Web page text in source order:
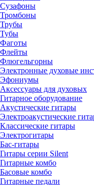
Сузафоны
Тромбоны
Трубы
Тубы
Фаготы
Флейты
Флюгельгорны
Электронные духовые
Эфониумы
Аксессуары для духовых
Гитарное оборудование
Акустические гитары
Электроакустические
Классические гитары
Электрогитары
Бас-гитары
Гитары серии Silent
Гитарные комбо
Басовые комбо
Гитарные педали